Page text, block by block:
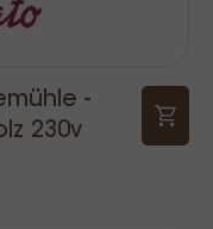
-
230v